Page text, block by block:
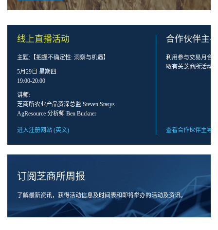
线上直播活动
主题:【把握不确定性: 洞察与机遇】
5月29日 星期四
19:00-20:00
讲师:
芝商所农业产品资深总监 Steven Stasys
AgResource 分析师 Ben Buckner
进入注册网站 (英文)
合作伙伴主
利用参与交易月合
取有关芝商所活动
查看合作伙伴主导
订阅芝商所周报
了解最新资讯，获得活动信息及时间表和即将举办的活动及资讯。